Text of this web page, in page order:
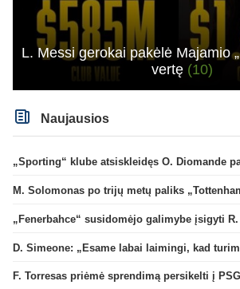
L. Messi gerokai pakėlė Majamio
vertę (10)
Naujausios
„Fenerbahce“ susidomėjo galimybe įsigyti
D. Simeone: „Esame labai laimingi, kad
F. Torresas priėmė sprendimą persikelti į